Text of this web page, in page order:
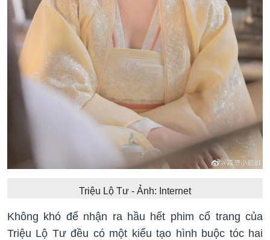
Triệu Lộ Tư - Ảnh: Internet
Không khó để nhận ra hầu hết phim cổ trang của
Triệu Lộ Tư đều có một kiểu tạo hình buộc tóc hai